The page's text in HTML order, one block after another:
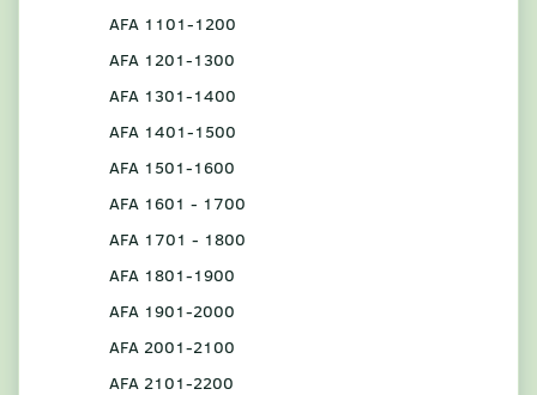
AFA 1101-1200
AFA 1201-1300
AFA 1301-1400
AFA 1401-1500
AFA 1501-1600
AFA 1601 - 1700
AFA 1701 - 1800
AFA 1801-1900
AFA 1901-2000
AFA 2001-2100
AFA 2101-2200